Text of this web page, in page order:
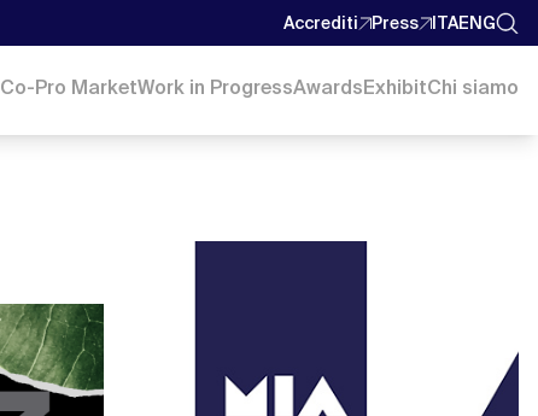
Accrediti Press ITAENG
Co-Pro MarketWork in ProgressAwardsExhibitChi siamo